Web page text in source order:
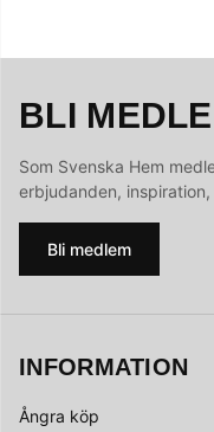
BLI
Som Svenska Hem
erbjudanden,
Bli medlem
INFORMATION
Ångra köp